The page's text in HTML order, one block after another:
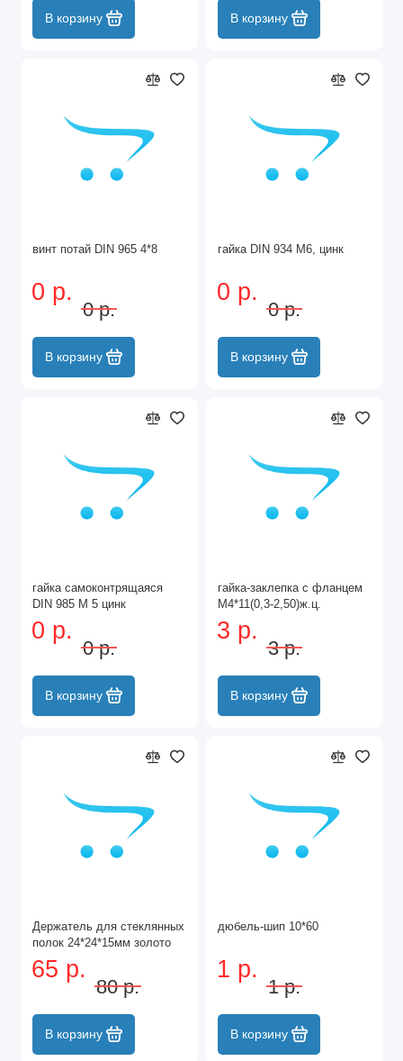
В корзину В корзину
винт потай DIN 965 4*8
0 р.
0 р.
В корзину
гайка DIN 934 М6, цинк
0 р.
0 р.
В корзину
гайка самоконтрящаяся
DIN 985 М 5 цинк
0 р.
0 р.
В корзину
гайка-заклепка с фланцем
М4*11(0,3-2,50)ж.ц.
3 р.
3 р.
В корзину
Держатель для стеклянных
полок 24*24*15мм золото
65 р.
80 р.
В корзину
дюбель-шип 10*60
1 р.
1 р.
В корзину